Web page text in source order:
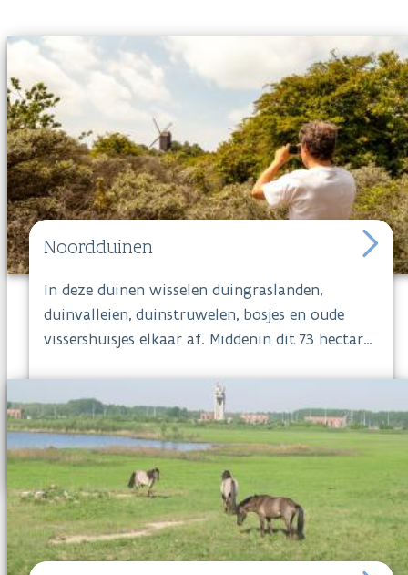
Noordduinen
In deze duinen wisselen duingraslanden,
duinvalleien, duinstruwelen, bosjes en oude
vissershuisjes elkaar af. Middenin dit 73 hectare
Ten duinen en de mooie Zuid-Abdijmolen. Je kan
er in alle rust genieten van de zang van de
nachtegaal of de prachtige bloei van
duinroosjes.